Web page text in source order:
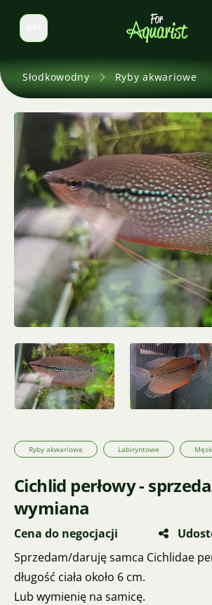
Zmień język
Słodkowodny Ryby akwariowe
Ryby akwariowe Labiryntowe
Cichlid perłowy -
wymiana
Cena do negocjacji
Sprzedam/daruję samca Cichlidae
długość ciała około 6 cm.
Lub wymienię na samicę.